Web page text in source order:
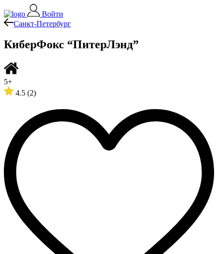
Войти
Санкт-Петербург
КиберФокс “ПитерЛэнд”
5+
4.5 (2)